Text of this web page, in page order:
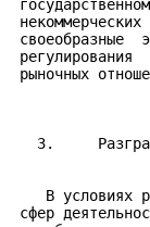
своеобразные
регулирования
рыночных
3.
В условиях
сфер